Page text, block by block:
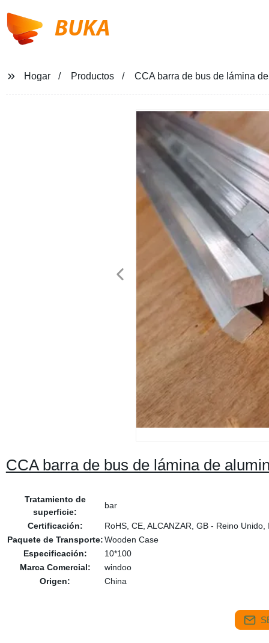
BUKA
Hogar Productos CCA barra de bus de lámina
CCA barra de bus de lámina de
Tratamiento de
superficie:
bar
Certificación:
RoHS, CE, ALCANZAR, GB - Reino Unido,
Paquete de Transporte:Wooden Case
Especificación:
10*100
Marca Comercial:
windoo
Origen:
China